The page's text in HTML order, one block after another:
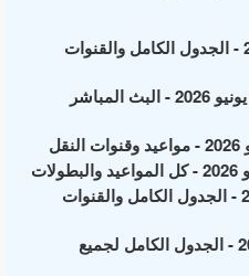
مباريات الغد الجمعة 12 يونيو 2026 - الجدول الكامل والقنوات
مواعيد مباريات اليوم الخميس 11 يونيو 2026 - البث المباشر
مباريات الغد الأربعاء 15 أبريل 2026 - الجدول الكامل والقنوات
مباريات اليوم الثلاثاء 14 أبريل 2026 - الجدول الكامل لجميع